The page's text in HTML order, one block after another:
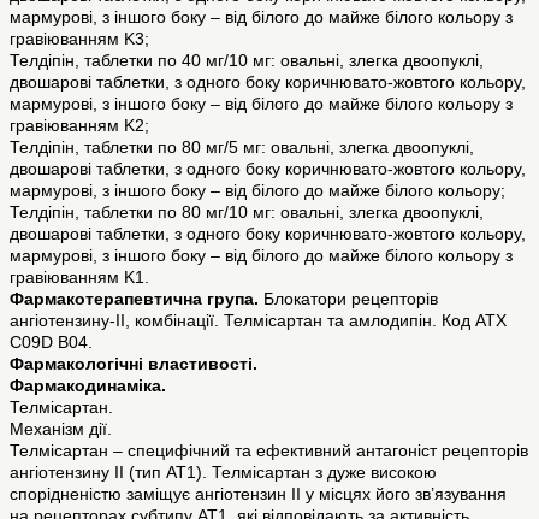
мармурові, з іншого боку – від білого до майже білого кольору з
гравіюванням K3;
Телдіпін, таблетки по 40 мг/10 мг: овальні, злегка двоопуклі,
двошарові таблетки, з одного боку коричнювато-жовтого кольору,
мармурові, з іншого боку – від білого до майже білого кольору з
гравіюванням K2;
Телдіпін, таблетки по 80 мг/5 мг: овальні, злегка двоопуклі,
двошарові таблетки, з одного боку коричнювато-жовтого кольору,
мармурові, з іншого боку – від білого до майже білого кольору;
Телдіпін, таблетки по 80 мг/10 мг: овальні, злегка двоопуклі,
двошарові таблетки, з одного боку коричнювато-жовтого кольору,
мармурові, з іншого боку – від білого до майже білого кольору з
гравіюванням K1.
Фармакотерапевтична група. Блокатори рецепторів
ангіотензину-II, комбінації. Телмісартан та амлодипін. Код АТХ
C09D B04.
Фармакологічні властивості.
Фармакодинаміка.
Телмісартан.
Механізм дії.
Телмісартан – специфічний та ефективний антагоніст рецепторів
ангіотензину II (тип АТ1). Телмісартан з дуже високою
спорідненістю заміщує ангіотензин II у місцях його зв’язування